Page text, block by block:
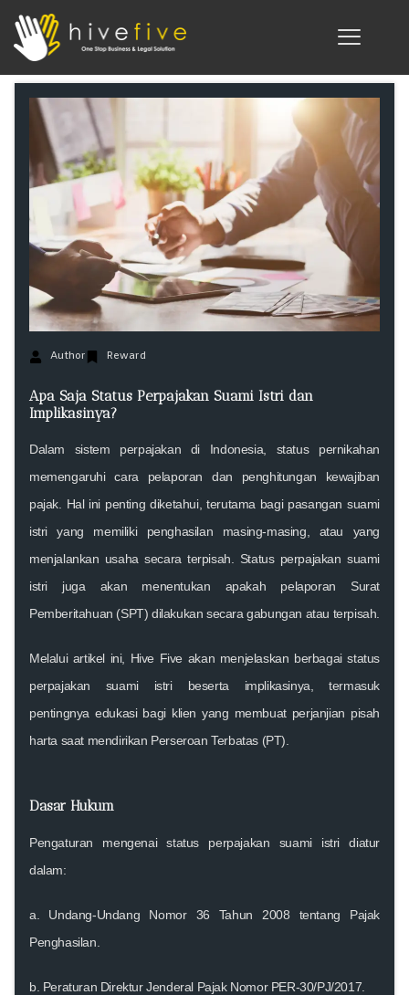
Author Reward
Apa Saja Status Perpajakan Suami Istri dan
Implikasinya?
Dalam sistem perpajakan di Indonesia, status pernikahan
memengaruhi cara pelaporan dan penghitungan kewajiban
pajak. Hal ini penting diketahui, terutama bagi pasangan suami
istri yang memiliki penghasilan masing-masing, atau yang
menjalankan usaha secara terpisah. Status perpajakan suami
istri juga akan menentukan apakah pelaporan Surat
Pemberitahuan (SPT) dilakukan secara gabungan atau terpisah.
Melalui artikel ini, Hive Five akan menjelaskan berbagai status
perpajakan suami istri beserta implikasinya, termasuk
pentingnya edukasi bagi klien yang membuat perjanjian pisah
harta saat mendirikan Perseroan Terbatas (PT).
Dasar Hukum
Pengaturan mengenai status perpajakan suami istri diatur
dalam:
a. Undang-Undang Nomor 36 Tahun 2008 tentang Pajak
Penghasilan
b. Peraturan Direktur Jenderal Pajak Nomor PER-30/PJ/2017